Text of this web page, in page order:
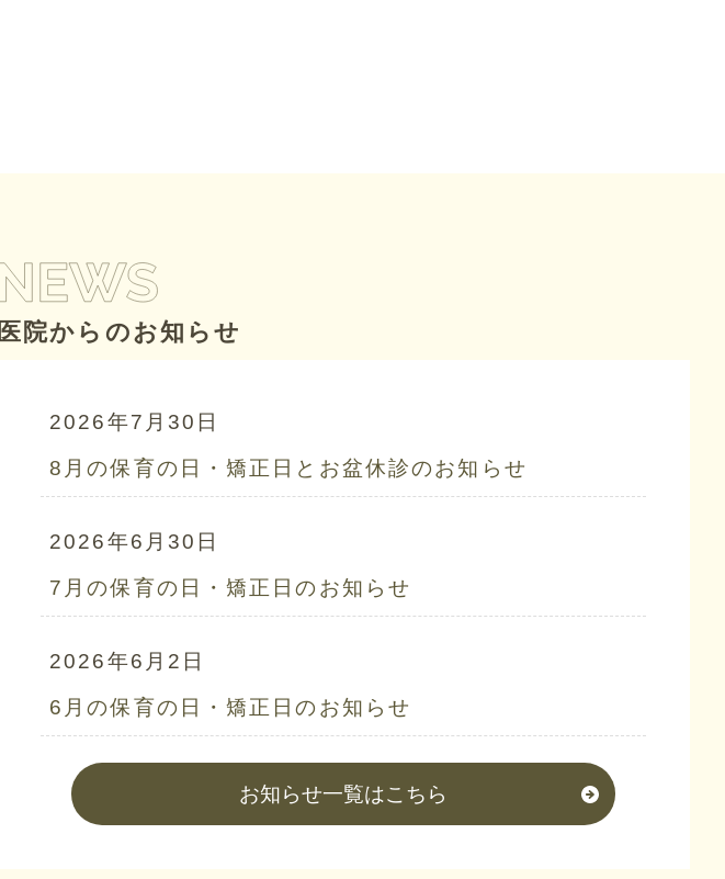
医院からのお知らせ
2026年7月30日
8月の保育の日・矯正日とお盆休診のお知らせ
2026年6月30日
7月の保育の日・矯正日のお知らせ
2026年6月2日
6月の保育の日・矯正日のお知らせ
お知らせ一覧はこちら